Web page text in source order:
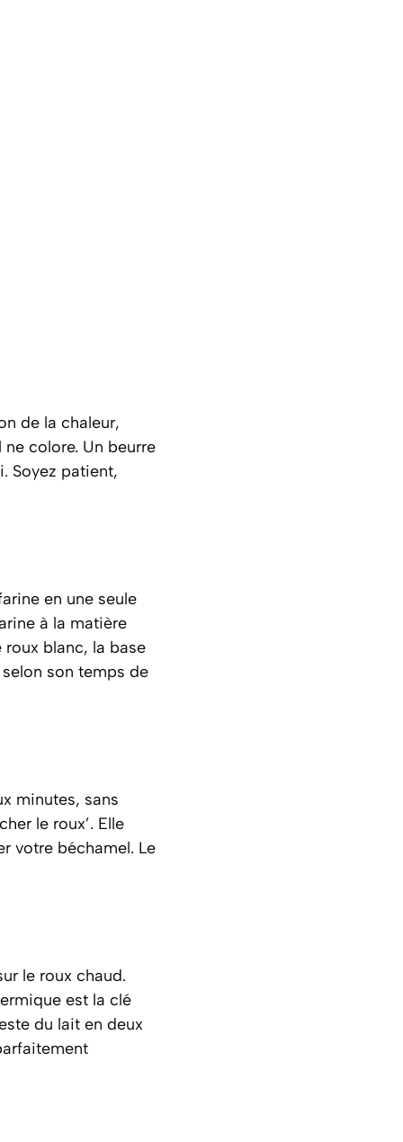
de la chaleur,
colore. Un beurre
Soyez patient,
en une seule
à la matière
roux blanc, la base
son temps de
minutes, sans
le roux’. Elle
votre béchamel. Le
le roux chaud.
est la clé
du lait en deux